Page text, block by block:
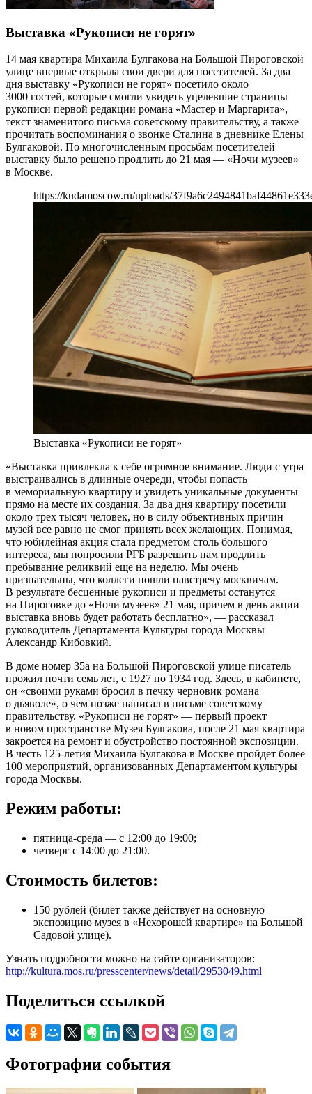
Выставка «Рукописи не горят»
14 мая квартира Михаила Булгакова на Большой Пироговской
улице впервые открыла свои двери для посетителей. За два
дня выставку «Рукописи не горят» посетило около
3000 гостей, которые смогли увидеть уцелевшие страницы
рукописи первой редакции романа «Мастер и Маргарита»,
текст знаменитого письма советскому правительству, а также
прочитать воспоминания о звонке Сталина в дневнике Елены
Булгаковой. По многочисленным просьбам посетителей
выставку было решено продлить до 21 мая — «Ночи музеев»
в Москве.
https://kudamoscow.ru/uploads/
Выставка «Рукописи не горят»
«Выставка привлекла к себе огромное внимание. Люди с утра
выстраивались в длинные очереди, чтобы попасть
в мемориальную квартиру и увидеть уникальные документы
прямо на месте их создания. За два дня квартиру посетили
около трех тысяч человек, но в силу объективных причин
музей все равно не смог принять всех желающих. Понимая,
что юбилейная акция стала предметом столь большого
интереса, мы попросили РГБ разрешить нам продлить
пребывание реликвий еще на неделю. Мы очень
признательны, что коллеги пошли навстречу москвичам.
В результате бесценные рукописи и предметы останутся
на Пироговке до «Ночи музеев» 21 мая, причем в день акции
выставка вновь будет работать бесплатно», — рассказал
руководитель Департамента Культуры города Москвы
Александр Кибовкий.
В доме номер 35а на Большой Пироговской улице писатель
прожил почти семь лет, с 1927 по 1934 год. Здесь, в кабинете,
он «своими руками бросил в печку черновик романа
о дьяволе», о чем позже написал в письме советскому
правительству. «Рукописи не горят» — первый проект
в новом пространстве Музея Булгакова, после 21 мая квартира
закроется на ремонт и обустройство постоянной экспозиции.
В честь 125-летия Михаила Булгакова в Москве пройдет более
100 мероприятий, организованных Департаментом культуры
города Москвы.
Режим работы:
пятница-среда — с 12:00 до 19:00;
четверг с 14:00 до 21:00.
Стоимость билетов:
150 рублей (билет также действует на основную
экспозицию музея в «Нехорошей квартире» на Большой
Садовой улице).
Узнать подробности можно на сайте организаторов:
http://kultura.mos.ru/presscenter/news/detail/2953049.html
Поделиться ссылкой
Фотографии события